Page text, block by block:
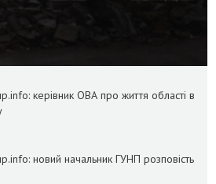
керівник ОВА про життя області в
новий начальник ГУНП розповість